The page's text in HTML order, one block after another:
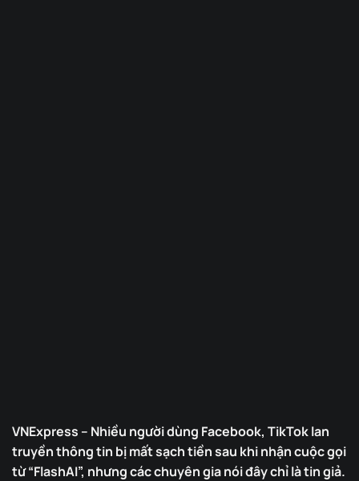
VNExpress – Nhiều người dùng Facebook, TikTok lan
truyền thông tin bị mất sạch tiền sau khi nhận cuộc gọi
từ “FlashAI”, nhưng các chuyên gia nói đây chỉ là tin giả.